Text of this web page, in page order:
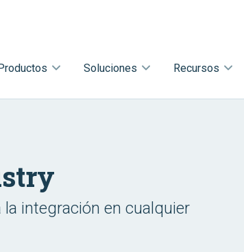
Soluciones Recursos
integración en cualquier